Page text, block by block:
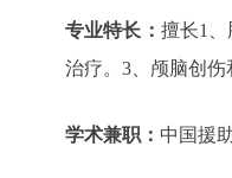
专业特长： 擅长1
治疗。3、颅脑创
学术兼职： 中国援